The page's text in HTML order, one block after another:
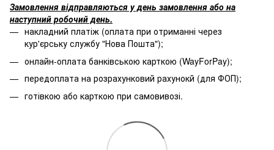
Замовлення відправляються у день замовлення або на
наступний робочий день.
накладний платіж (оплата при отриманні через
кур'єрську службу "Нова Пошта");
онлайн-оплата банківською карткою (WayForPay);
передоплата на розрахунковий рахунокй (для ФОП);
готівкою або карткою при самовивозі.